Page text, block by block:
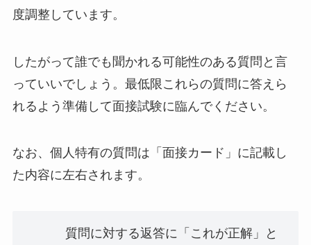
度調整しています。
したがって誰でも聞かれる可能性のある質問と言
っていいでしょう。最低限これらの質問に答えら
れるよう準備して面接試験に臨んでください。
なお、個人特有の質問は「面接カード」に記載し
た内容に左右されます。
質問に対する返答に「これが正解」と